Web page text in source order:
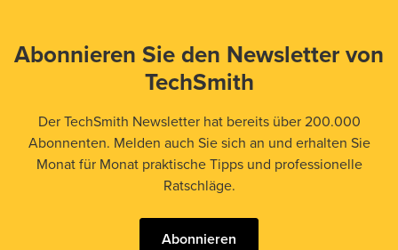
Abonnieren Sie den Newsletter von
TechSmith
Der TechSmith Newsletter hat bereits über 200.000
Abonnenten. Melden auch Sie sich an und erhalten Sie
Monat für Monat praktische Tipps und professionelle
Ratschläge.
Abonnieren